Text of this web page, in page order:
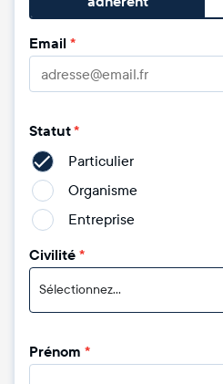
Email *
Statut*
Particulier
Organisme
Entreprise
Civilité*
Sélectionnez...
Prénom *